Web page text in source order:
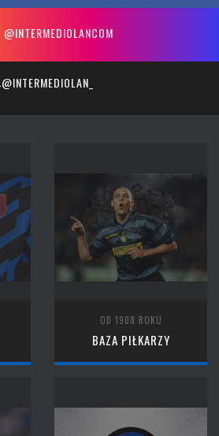
@INTERMEDIOLANCOM
@INTERMEDIOLAN_
OD 1908 ROKU
BAZA PIŁKARZY